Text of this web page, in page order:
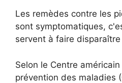
Les remèdes contre les
sont symptomatiques,
servent à faire
Selon le Centre
prévention des maladies